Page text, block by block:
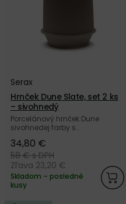
Serax
Hrnček Dune Slate, set 2 ks
– sivohnedý
Porcelánový hrnček Dune
sivohnedej farby s
povrchovej úpravy od belgickej
značky Serax.
34,80 €
58 €s DPH
Zľava 23,20 €
Skladom – posledné
kusy